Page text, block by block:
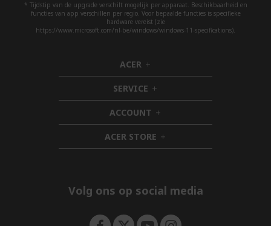
* Tijdstip van de upgrade verschilt mogelijk per apparaat. Beschikbaarheid en
functies van app verschillen per regio. Voor bepaalde functies is specifieke
hardware vereist (zie
https://www.microsoft.com/nl-be/windows/windows-11-specifications).
ACER h
i
d
d
e
n
SERVICE h
i
d
d
e
n
ACCOUNT h
i
d
d
ACER STORE h
i
e
Volg ons op social media